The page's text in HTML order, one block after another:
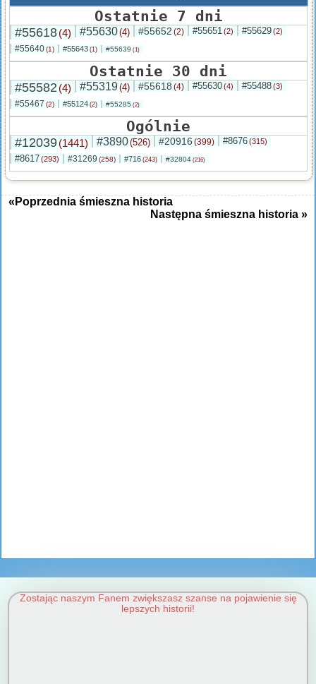
Ostatnie 7 dni
#55618(4) #55630(4) #55652 (2) #55651(2) #55629(2)
#55640(1) #55643 (1) #55639 (1)
Ostatnie 30 dni
#55582 (4) #55319(4) #55618 (4) #55630(4) #55488(3)
#55467 (2) #55124 (2) #55285 (2)
Ogólnie
#12039(1441) #3890(526) #20916 (399) #8676(315)
#8617(293) #31269 (258) #716 (243) #32804 (216)
«Poprzednia śmieszna historia
Następna śmieszna historia »
Zostając naszym Fanem zwiększasz szanse na pojawienie się
lepszych historii!